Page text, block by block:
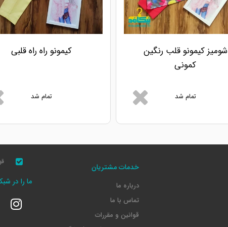
شومیز کیمونو قلب رنگین
کمونی
تمام شد
کیمونو راه راه قلبی
تمام شد
خدمات مشتریان
درباره ما
تماس با ما
قوانین و مقررات
ما را در